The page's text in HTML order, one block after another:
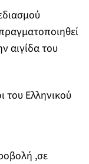
αιγίδα του
του Ελληνικού
,σε